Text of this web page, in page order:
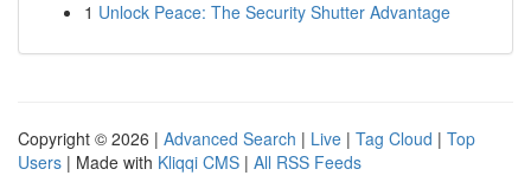
1 Unlock Peace: The Security Shutter Advantage
Copyright © 2026 | Advanced Search | Live | Tag Cloud | Top
Users | Made with Kliqqi CMS | All RSS Feeds